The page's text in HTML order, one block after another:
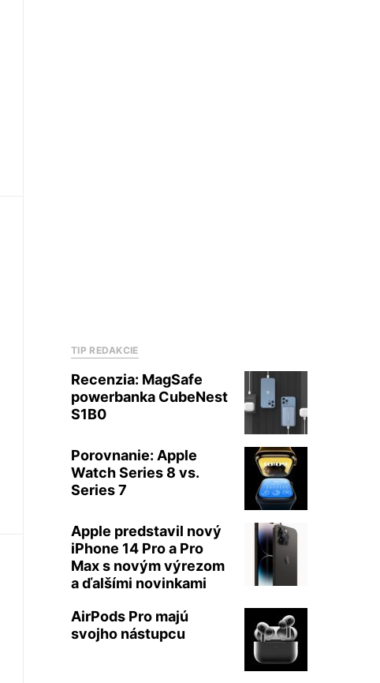
TIP REDAKCIE
Recenzia: MagSafe
powerbanka CubeNest
S1B0
Porovnanie: Apple
Watch Series 8 vs.
Series 7
Apple predstavil nový
iPhone 14 Pro a Pro
Max s novým výrezom
a ďalšími novinkami
AirPods Pro majú
svojho nástupcu